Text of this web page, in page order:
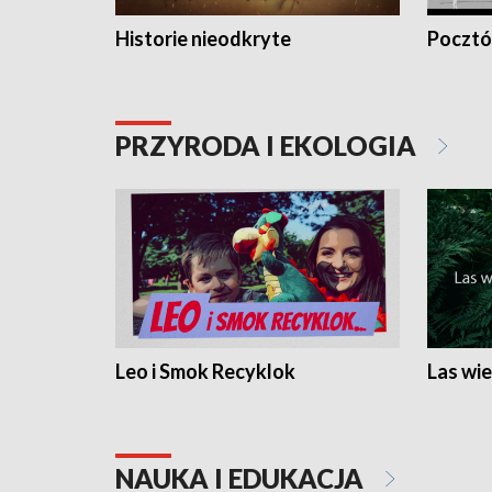
Historie nieodkryte
PRZYRODA I EKOLOGIA
Leo i Smok Recyklok Las
NAUKA I EDUKACJA